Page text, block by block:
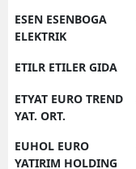
ESEN ESENBOGA
ELEKTRIK
ETILR ETILER GIDA
ETYAT EURO TREND
YAT. ORT.
EUHOL EURO
YATIRIM HOLDING